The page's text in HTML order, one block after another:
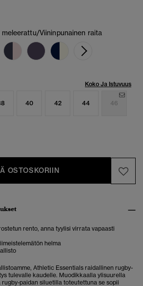
Viininpunainen raita
Koko Ja Istuvuus
40 42 44 46
OSTOSKORIIN
rento, anna tyylisi virrata vapaasti
helma
Athletic Essentials raidallinen rugby-
tulevalle kaudelle. Muodikkaalla ylisuurella
paidan siluetilla toteutettuna se sopii